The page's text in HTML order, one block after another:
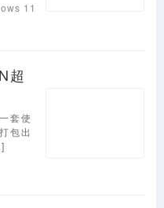
11
超
套使
包出